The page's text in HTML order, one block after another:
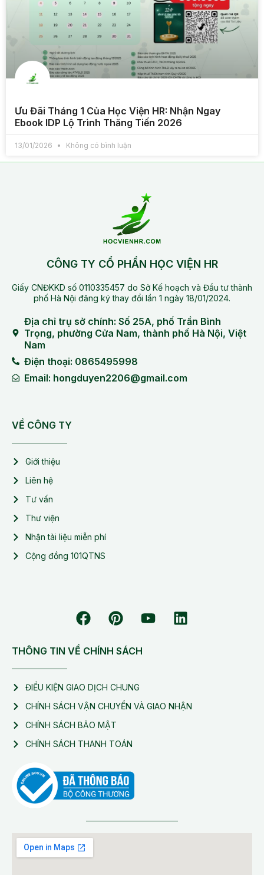
Ưu Đãi Tháng 1 Của Học Viện HR: Nhận Ngay
Ebook IDP Lộ Trình Thăng Tiến 2026
13/01/2026 Không có bình luận
CÔNG TY CỔ PHẦN HỌC VIỆN HR
Giấy CNĐKKD số 0110335457 do Sở Kế hoạch và Đầu tư thành
phố Hà Nội đăng ký thay đổi lần 1 ngày 18/01/2024.
Địa chỉ trụ sở chính: Số 25A, phố Trần Bình
Trọng, phường Cửa Nam, thành phố Hà Nội, Việt
Nam
Điện thoại: 0865495998
Email: hongduyen2206@gmail.com
VỀ CÔNG TY
Giới thiệu
Liên hệ
Tư vấn
Thư viện
Nhận tài liệu miễn phí
Cộng đồng 101QTNS
THÔNG TIN VỀ CHÍNH SÁCH
ĐIỀU KIỆN GIAO DỊCH CHUNG
CHÍNH SÁCH VẬN CHUYỂN VÀ GIAO NHẬN
CHÍNH SÁCH BẢO MẬT
CHÍNH SÁCH THANH TOÁN